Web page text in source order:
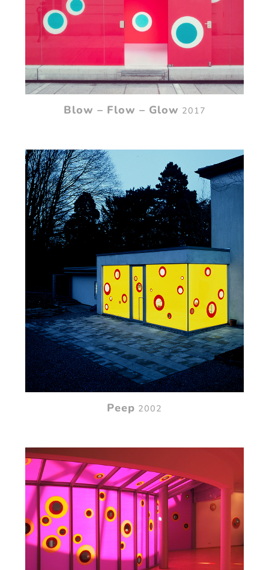
Blow – Flow – Glow 2017
Peep 2002